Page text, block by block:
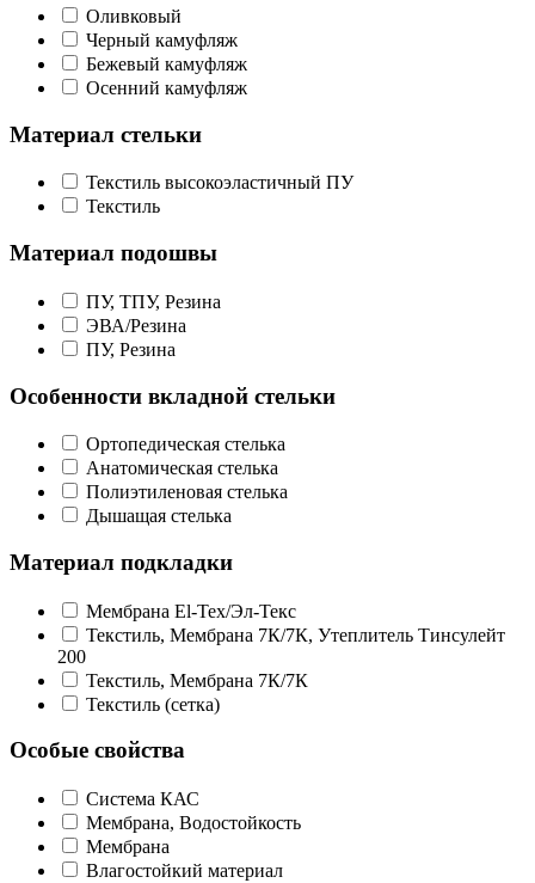
Оливковый
Черный камуфляж
Бежевый камуфляж
Осенний камуфляж
Материал стельки
Текстиль высокоэластичный ПУ
Текстиль
Материал подошвы
ПУ, ТПУ, Резина
ЭВА/Резина
ПУ, Резина
Особенности вкладной стельки
Ортопедическая стелька
Анатомическая стелька
Полиэтиленовая стелька
Дышащая стелька
Материал подкладки
Мембрана El-Tex/Эл-Текс
Текстиль, Мембрана 7К/7К, Утеплитель Тинсулейт
200
Текстиль, Мембрана 7К/7К
Текстиль (сетка)
Особые свойства
Система КАС
Мембрана, Водостойкость
Мембрана
Влагостойкий материал